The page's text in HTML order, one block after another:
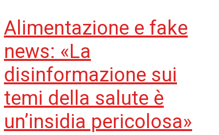
Alimentazione e fake
news: «La
disinformazione sui
temi della salute è
un’insidia pericolosa»